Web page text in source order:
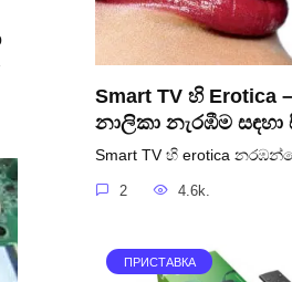
Smart TV හි Erotica
නාලිකා නැරඹීම
Smart TV හි erotica
2 4.6k.
ПРИСТАВКА